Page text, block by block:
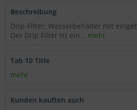
Wählen Sie nach Ihren
Cookies & Services
Statistik & Tracking
Beschreibung
Drip-Filter: Wasserbehälter mit
Der Drip Filter ist ein... mehr
Tab 10 Title
mehr
Kunden kauften auch